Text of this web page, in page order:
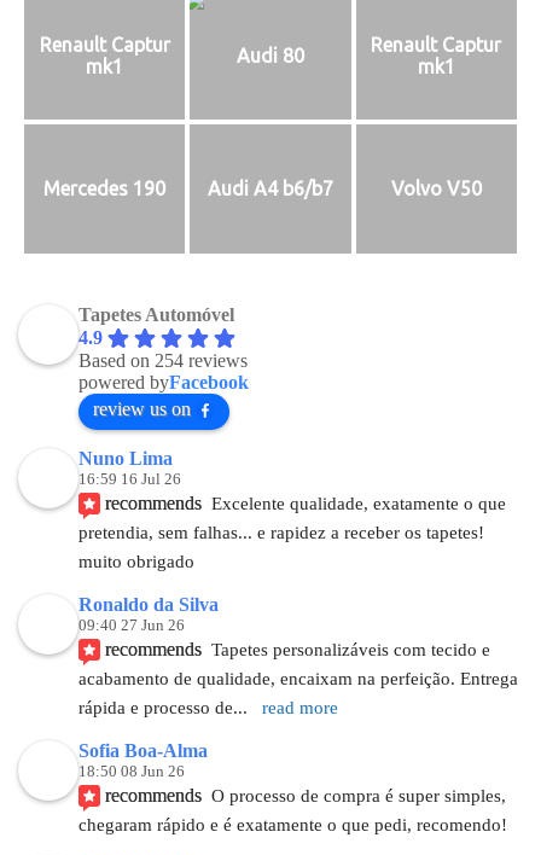
Renault Captur
mk1
Audi 80
Renault Captur
mk1
Mercedes 190 Audi A4 b6/b7 Volvo V50
Tapetes Automóvel
4.9
Based on 254 reviews
powered byFacebook
review us on
Nuno Lima
16:59 16 Jul 26
recommends Excelente qualidade, exatamente o que
pretendia, sem falhas... e rapidez a receber os tapetes!
muito obrigado
Ronaldo da Silva
09:40 27 Jun 26
recommends Tapetes personalizáveis com tecido e
acabamento de qualidade, encaixam na perfeição. Entrega
rápida e processo de... read more
Sofia Boa-Alma
18:50 08 Jun 26
recommends O processo de compra é super simples,
chegaram rápido e é exatamente o que pedi, recomendo!